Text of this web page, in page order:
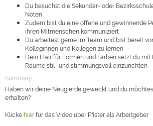
Du besuchst die Sekundar- oder
Noten
Zudem bist du eine offene und gewinnende
ihren Mitmenschen kommuniziert
Du arbeitest gerne im Team und bist bereit
Kolleginnen und Kollegen zu lernen
Dein Flair für Formen und Farben setzt du mit
Räume stil- und stimmungsvoll einzurichten
Summary
Haben wir deine Neugierde geweckt und du
erhalten?
Klicke hierfür das Video über Pfister als Arbeitgeber